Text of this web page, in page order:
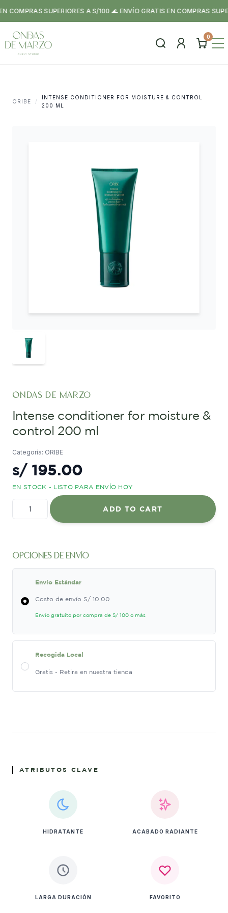
SUPERIORES A S/100 🌊 ENVÍO GRATIS EN COMPRAS
0
ORIBE /
INTENSE CONDITIONER FOR MOISTURE & CONTROL
200 ML
ondas de marzo
intense conditioner for moisture &
control 200 ml
Categoría: ORIBE
s/195.00
EN STOCK - LISTO PARA ENVÍO HOY
Intense
Conditioner
&
Control
quantity
ADD TO CART
opciones de envío
Envío Estándar
Costo de envío S/ 10.00
Envío gratuito por compra de S/ 100 o más
Recogida Local
Gratis - Retira en nuestra tienda
ATRIBUTOS CLAVE
HIDRATANTE ACABADO RADIANTE
LARGA DURACIÓN FAVORITO